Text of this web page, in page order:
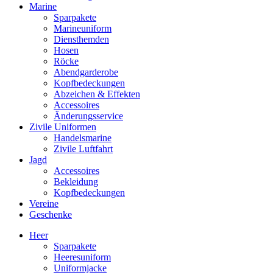
Marine
Sparpakete
Marineuniform
Diensthemden
Hosen
Röcke
Abendgarderobe
Kopfbedeckungen
Abzeichen & Effekten
Accessoires
Änderungsservice
Zivile Uniformen
Handelsmarine
Zivile Luftfahrt
Jagd
Accessoires
Bekleidung
Kopfbedeckungen
Vereine
Geschenke
Heer
Sparpakete
Heeresuniform
Uniformjacke